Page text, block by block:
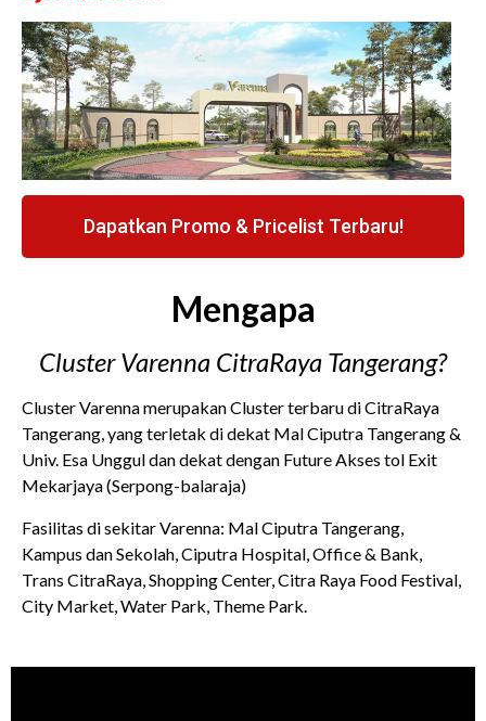
Dapatkan Promo & Pricelist Terbaru!
Mengapa
Cluster Varenna CitraRaya Tangerang?
Cluster Varenna merupakan Cluster terbaru di CitraRaya
Tangerang, yang terletak di dekat Mal Ciputra Tangerang &
Univ. Esa Unggul dan dekat dengan Future Akses tol Exit
Mekarjaya (Serpong-balaraja)
Fasilitas di sekitar Varenna: Mal Ciputra Tangerang,
Kampus dan Sekolah, Ciputra Hospital, Office & Bank,
Trans CitraRaya, Shopping Center, Citra Raya Food Festival,
City Market, Water Park, Theme Park.